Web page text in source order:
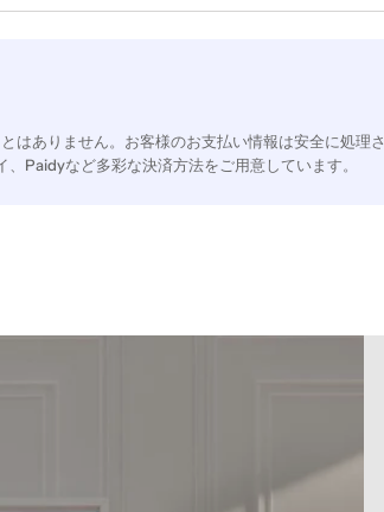
はありません。お客様のお支払い情報は安全に処理さ
Paidyなど多彩な決済方法をご用意しています。